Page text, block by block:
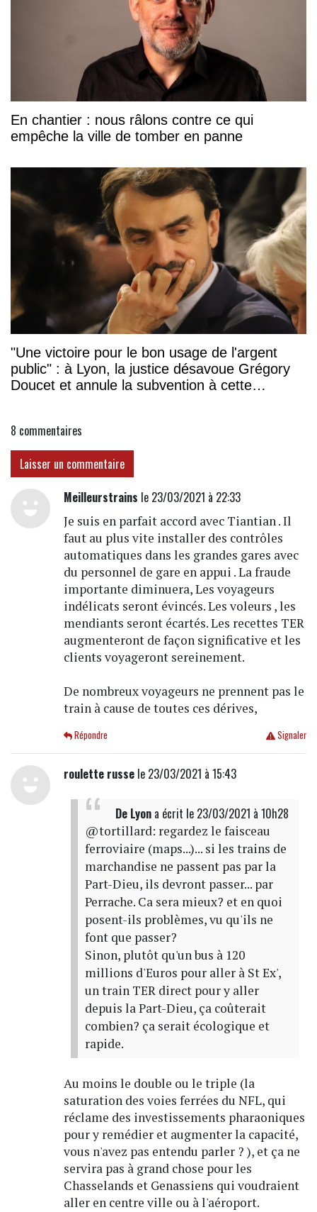
En chantier : nous râlons contre ce qui
empêche la ville de tomber en panne
"Une victoire pour le bon usage de l'argent
public" : à Lyon, la justice désavoue Grégory
Doucet et annule la subvention à cette
8 commentaires
Laisser un commentaire
Meilleurstrains le 23/03/2021 à 22:33
Je suis en parfait accord avec Tiantian . Il
faut au plus vite installer des contrôles
automatiques dans les grandes gares avec
du personnel de gare en appui . La fraude
importante diminuera, Les voyageurs
indélicats seront évincés. Les voleurs , les
mendiants seront écartés. Les recettes TER
augmenteront de façon significative et les
clients voyageront sereinement.
De nombreux voyageurs ne prennent pas le
train à cause de toutes ces dérives,
Signaler
Répondre
roulette russele 23/03/2021 à 15:43
De Lyona écrit le 23/03/2021 à 10h28
@tortillard: regardez le faisceau
ferroviaire (maps...)... si les trains de
marchandise ne passent pas par la
Part-Dieu, ils devront passer... par
Perrache. Ca sera mieux? et en quoi
posent-ils problèmes, vu qu'ils ne
font que passer?
Sinon, plutôt qu'un bus à 120
millions d'Euros pour aller à St Ex',
un train TER direct pour y aller
depuis la Part-Dieu, ça coûterait
combien? ça serait écologique et
rapide.
Au moins le double ou le triple (la
saturation des voies ferrées du NFL, qui
réclame des investissements pharaoniques
pour y remédier et augmenter la capacité,
vous n'avez pas entendu parler ? ), et ça ne
servira pas à grand chose pour les
Chasselands et Genassiens qui voudraient
aller en centre ville ou à l'aéroport.